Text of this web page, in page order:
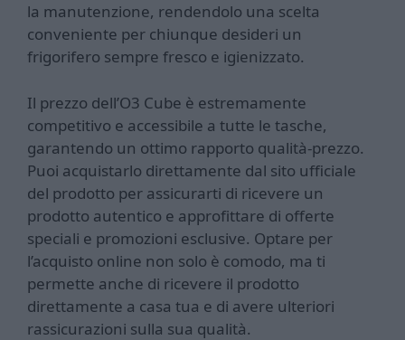
la manutenzione, rendendolo una scelta
conveniente per chiunque desideri un
frigorifero sempre fresco e igienizzato.
Il prezzo dell’O3 Cube è estremamente
competitivo e accessibile a tutte le tasche,
garantendo un ottimo rapporto qualità-prezzo.
Puoi acquistarlo direttamente dal sito ufficiale
del prodotto per assicurarti di ricevere un
prodotto autentico e approfittare di offerte
speciali e promozioni esclusive. Optare per
l’acquisto online non solo è comodo, ma ti
permette anche di ricevere il prodotto
direttamente a casa tua e di avere ulteriori
rassicurazioni sulla sua qualità.